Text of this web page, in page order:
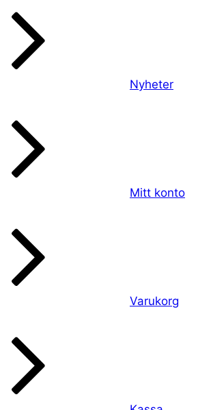
Nyheter
Mitt konto
Varukorg